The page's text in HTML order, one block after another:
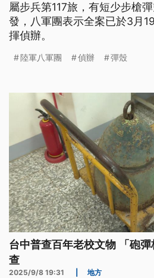
屬步兵第117旅，有短少步槍
發，八軍團表示全案已於3月
揮偵辦。
陸軍八軍團 偵辦 彈殼
台中普查百年老校文物 「砲
查
2025/9/8 19:31 地方